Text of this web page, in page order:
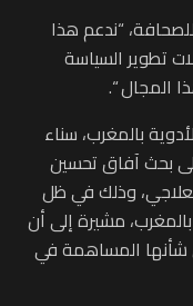
“ندعم هذا
تطوير السياسة
المجال “.
بالمغرب، سناء
بحث آفاق تحسين
العلاجي، وذلك في ظل
مشيرة إلى أن
شأنها المساهمة في